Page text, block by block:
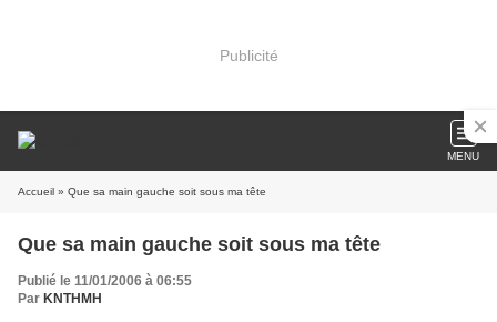
Publicité
MENU
Accueil » Que sa main gauche soit sous ma tête
Que sa main gauche soit sous ma tête
Publié le 11/01/2006 à 06:55
Par KNTHMH